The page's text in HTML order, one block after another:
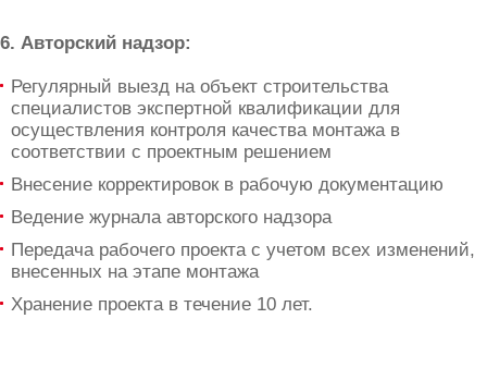
6. Авторский надзор:
Регулярный выезд на объект строительства
специалистов экспертной квалификации для
осуществления контроля качества монтажа в
соответствии с проектным решением
Внесение корректировок в рабочую документацию
Ведение журнала авторского надзора
Передача рабочего проекта с учетом всех изменений,
внесенных на этапе монтажа
Хранение проекта в течение 10 лет.